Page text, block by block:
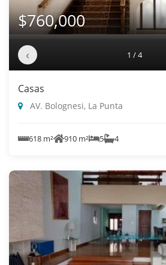
$760,000
‹ 1 / 4
Casas
AV. Bolognesi, La Punta
618 m² 910 m² 5 4